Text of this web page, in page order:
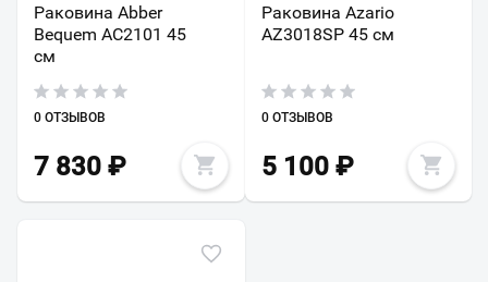
Раковина Abber
Bequem AC2101 45
см
0 ОТЗЫВОВ
7 830 ₽
Раковина Azario
AZ3018SP 45 см
0 ОТЗЫВОВ
5 100₽